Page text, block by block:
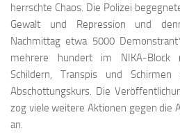
herrschte Chaos. Die Polizei
Gewalt und Repression und
Nachmittag etwa 5000
mehrere hundert im NIKA-Block
Schildern, Transpis und
Abschottungskurs. Die
zog viele weitere Aktionen gegen die
an.